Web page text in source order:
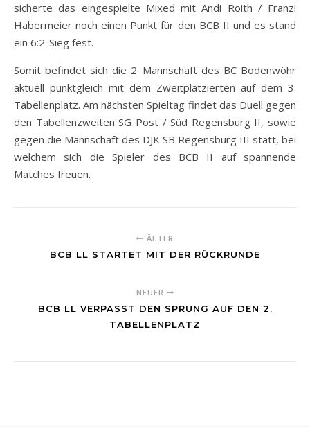
sicherte das eingespielte Mixed mit Andi Roith / Franzi
Habermeier noch einen Punkt für den BCB II und es stand
ein 6:2-Sieg fest.
Somit befindet sich die 2. Mannschaft des BC Bodenwöhr
aktuell punktgleich mit dem Zweitplatzierten auf dem 3.
Tabellenplatz. Am nächsten Spieltag findet das Duell gegen
den Tabellenzweiten SG Post / Süd Regensburg II, sowie
gegen die Mannschaft des DJK SB Regensburg III statt, bei
welchem sich die Spieler des BCB II auf spannende
Matches freuen.
ÄLTER
BCB LL STARTET MIT DER RÜCKRUNDE
NEUER
BCB LL VERPASST DEN SPRUNG AUF DEN 2.
TABELLENPLATZ